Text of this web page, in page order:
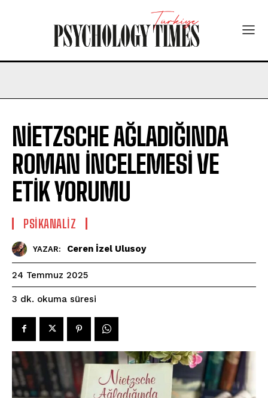
NİETZSCHE AĞLADIĞINDA
ROMAN İNCELEMESİ VE
ETİK YORUMU
PSIKANALIZ
YAZAR: Ceren İzel Ulusoy
24 Temmuz 2025
3 dk. okuma süresi